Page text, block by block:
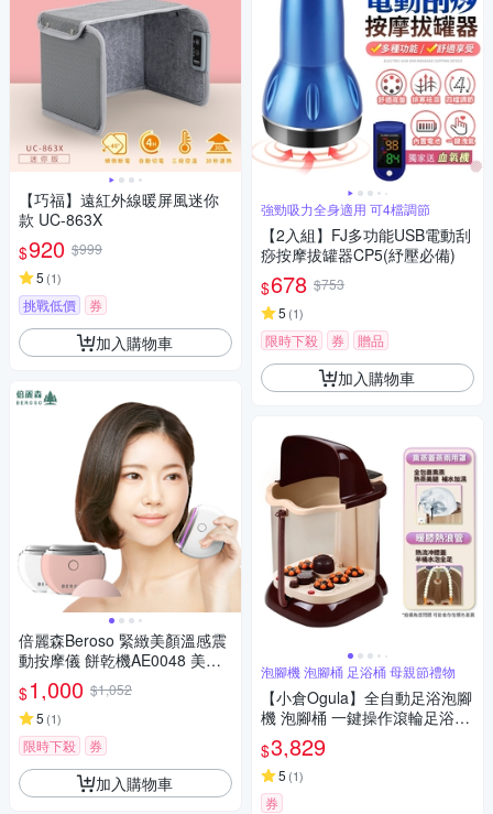
【巧福】遠紅外線暖屏風迷你
款 UC-863X
$920 $999
5 (1)
挑戰低價 券
加入購物車
倍麗森Beroso 緊緻美顏溫感震
動按摩儀 餅乾機AE0048 美容
儀 刮痧提拉 臉部按摩器
$1,000 $1,052
5 (1)
限時下殺 券
加入購物車
強勁吸力全身適用 可4檔調節
【2入組】FJ多功能USB電動刮
痧按摩拔罐器CP5(紓壓必備)
$678 $753
5 (1)
限時下殺 券 贈品
加入購物車
泡腳機 泡腳桶 足浴桶 母親節禮物
【小倉Ogula】全自動足浴泡腳
機 泡腳桶 一鍵操作滾輪足浴桶
高桶附遙控器 BSMI認證號：R
3E558 母親節禮物
$3,829
5 (1)
券